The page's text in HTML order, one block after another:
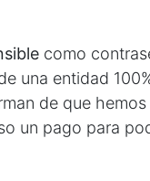
como
una entidad
de que
un pago para